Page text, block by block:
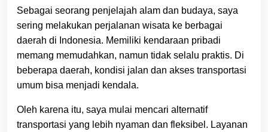
Sebagai seorang penjelajah alam dan budaya, saya
sering melakukan perjalanan wisata ke berbagai
daerah di Indonesia. Memiliki kendaraan pribadi
memang memudahkan, namun tidak selalu praktis. Di
beberapa daerah, kondisi jalan dan akses transportasi
umum bisa menjadi kendala.
Oleh karena itu, saya mulai mencari alternatif
transportasi yang lebih nyaman dan fleksibel. Layanan